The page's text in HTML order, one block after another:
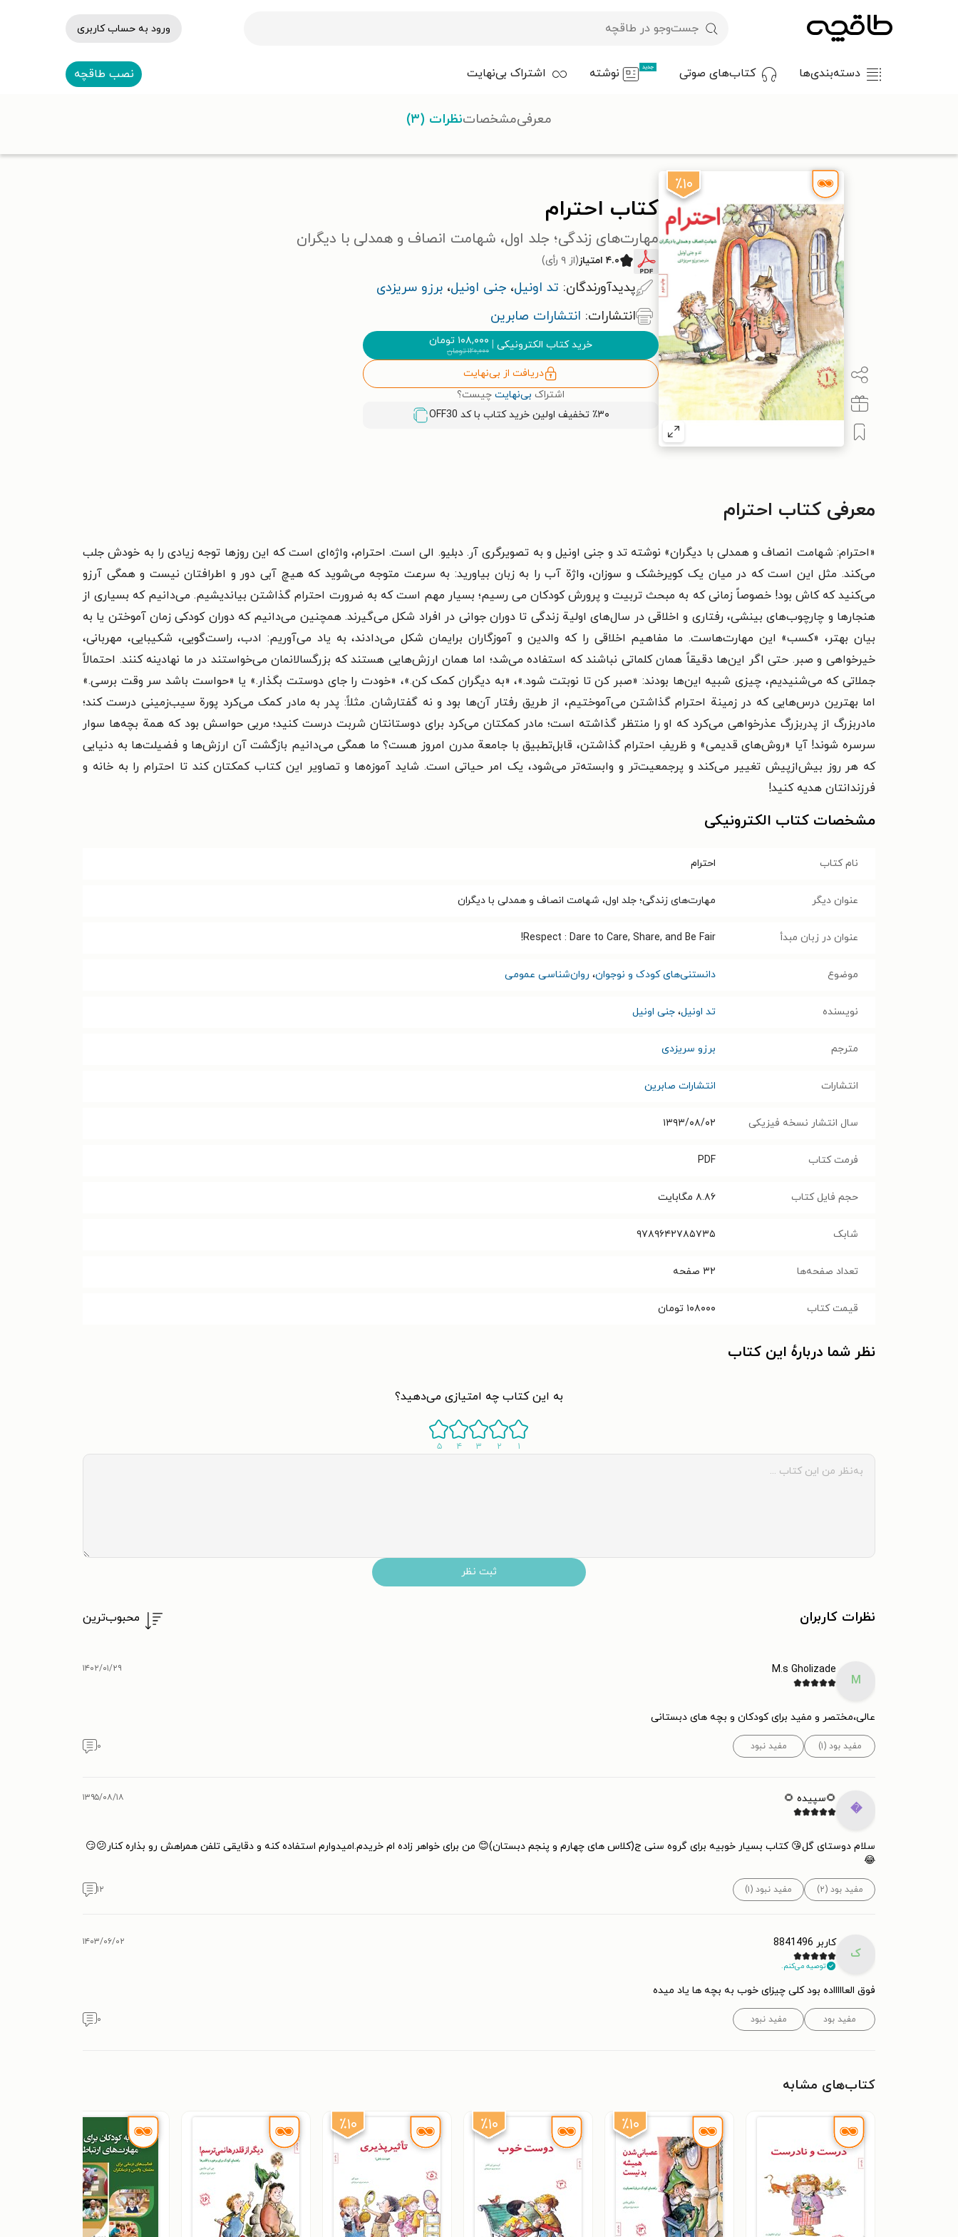
ورود به حساب کاربری
دسته‌بندی‌ها کتاب‌های صوتی جدید نوشته اشتراک بی‌نهایت نصب طاقچه
٪۱۰
کتاب احترام
مهارت‌های زندگی؛ جلد اول، شهامت انصاف و همدلی با دیگران
۴.۰ امتیاز (از ۹ رأی)
پدیدآورندگان: تد اونیل، جنی اونیل، برزو سریزدی
انتشارات: انتشارات صابرین
خرید کتاب الکترونیکی ۱۰۸,۰۰۰ تومان
۱۲۰,۰۰۰تومان
دریافت از بی‌نهایت
اشتراک بی‌نهایت چیست؟
٪۳۰ تخفیف اولین خرید کتاب با کد
OFF30
معرفیمشخصاتنظرات (۳)
معرفی کتاب احترام
«احترام: شهامت انصاف و همدلی با دیگران» نوشته تد و جنی اونیل و به تصویرگری آر. دبلیو. الی است. احترام، واژه‌ای است که این روزها توجه زیادی را به خودش جلب
می‌کند. مثل این است که در میان یک کویرخشک و سوزان، واژة آب را به زبان بیاورید: به سرعت متوجه می‌شوید که هیچ آبی دور و اطرافتان نیست و همگی آرزو
می‌کنید که کاش بود! خصوصاً زمانی که به مبحث تربیت و پرورش کودکان می رسیم؛ بسیار مهم است که به ضرورت احترام گذاشتن بیاندیشیم. می‌دانیم که بسیاری از
هنجارها و چارچوب‌های بینشی، رفتاری و اخلاقی در سال‌های اولیة زندگی تا دوران جوانی در افراد شکل می‌گیرند. همچنین می‌دانیم که دوران کودکی زمان آموختن یا به
بیان بهتر، «کسب» این مهارت‌هاست. ما مفاهیم اخلاقی را که والدین و آموزگاران برایمان شکل می‌دادند، به یاد می‌آوریم: ادب، راست‌گویی، شکیبایی، مهربانی،
خیرخواهی و صبر. حتی اگر این‌ها دقیقاً همان کلماتی نباشند که استفاده می‌شد؛ اما همان ارزش‌هایی هستند که بزرگسالانمان می‌خواستند در ما نهادینه کنند. احتمالاً
جملاتی که می‌شنیدیم، چیزی شبیه این‌ها بودند: «صبر کن تا نوبتت شود.»، «به دیگران کمک کن.»، «خودت را جای دوستت بگذار.» یا «حواست باشد سر وقت برسی.»
اما بهترین درس‌هایی که در زمینة احترام گذاشتن می‌آموختیم، از طریق رفتار آن‌ها بود و نه گفتارشان. مثلاً: پدر به مادر کمک می‌کرد پورة سیب‌زمینی درست کند؛
مادربزرگ از پدربزرگ عذرخواهی می‌کرد که او را منتظر گذاشته است؛ مادر کمکتان می‌کرد برای دوستانتان شربت درست کنید؛ مربی حواسش بود که همة بچه‌ها سوار
سرسره شوند! آیا «روش‌های قدیمی» و ظریفِ احترام گذاشتن، قابل‌تطبیق با جامعة مدرن امروز هست؟ ما همگی می‌دانیم بازگشت آن ارزش‌ها و فضیلت‌ها به دنیایی
که هر روز بیش‌ازپیش تغییر می‌کند و پرجمعیت‌تر و وابسته‌تر می‌شود، یک امر حیاتی است. شاید آموزه‌ها و تصاویر این کتاب کمکتان کند تا احترام را به خانه و
فرزندانتان هدیه کنید!
مشخصات کتاب الکترونیکی
نام کتاب احترام
عنوان دیگر مهارت‌های زندگی؛ جلد اول، شهامت انصاف و همدلی با دیگران
عنوان در زبان مبدأ Respect : Dare to Care, Share, and Be Fair!
موضوع دانستنی‌های کودک و نوجوان، روان‌شناسی عمومی
نویسنده تد اونیل، جنی اونیل
مترجم برزو سریزدی
انتشارات انتشارات صابرین
سال انتشار نسخه فیزیکی ۱۳۹۳/۰۸/۰۲
فرمت کتاب PDF
حجم فایل کتاب ۸.۸۶ مگابایت
شابک ۹۷۸۹۶۴۲۷۸۵۷۳۵
تعداد صفحه‌ها ۳۲ صفحه
قیمت کتاب ۱۰۸۰۰۰ تومان
نظر شما دربارهٔ این کتاب
به این کتاب چه امتیازی می‌دهید؟
۱ ۲ ۳ ۴ ۵
ثبت نظر
نظرات کاربران محبوب‌ترین
M
M.s Gholizade ۱۴۰۲/۰۱/۲۹
عالی،مختصر و مفید برای کودکان و بچه های دبستانی
مفید بود (۱) مفید نبود ۰

🌻سپیده 🌻 ۱۳۹۵/۰۸/۱۸
سلام دوستای گل😘 کتاب بسیار خوبیه برای گروه سنی ج(کلاس های چهارم و پنجم دبستان)😊 من برای خواهر زاده ام خریدم.امیدوارم استفاده کنه و دقایقی تلفن همراهش رو بذاره کنار😕😏
😂
مفید بود (۲) مفید نبود (۱) ۱۲
ک
کاربر 8841496
توصیه می‌کنم.
۱۴۰۳/۰۶/۰۲
فوق العاااااده بود کلی چیزای خوب به بچه ها یاد میده
مفید بود مفید نبود ۰
کتاب‌های مشابه
٪۱۰ ٪۱۰ ٪۱۰